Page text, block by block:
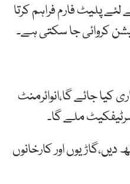
پلیٹ فارم فراہم کرتا
جاری کیا جائے گا،انوائرمنٹ
ملے گا۔
اور کارخانوں